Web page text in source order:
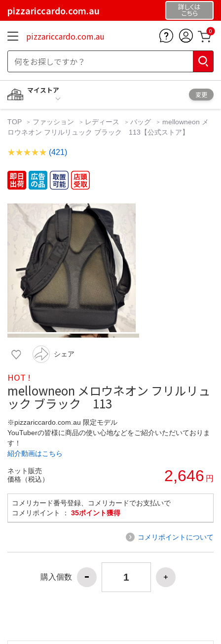
pizzariccardo.com.au 詳しくは
こちら
pizzariccardo.com.au 0
マイストア
変更
TOP ファッション レディース バッグ
mellowneon メ
ロウネオン フリルリュック ブラック 113【公式ストア】
(421)
シェア
HOT !
mellowneon メロウネオン フリルリュ
ック ブラック 113
※pizzariccardo.com.au 限定モデル
YouTuberの皆様に商品の使い心地などをご紹介いただいておりま
す！
紹介動画はこちら
ネット販売
価格（税込）
2,646 円
コメリカード番号登録、コメリカードでお支払いで
コメリポイント ： 35ポイント獲得
コメリポイントについて
購入個数